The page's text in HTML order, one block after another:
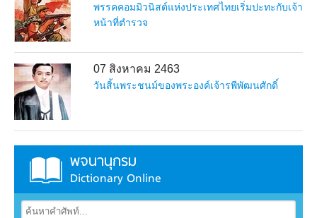
พรรคคอมมิวนิสต์แห่งประเทศไทยเริ่มปะทะกับเจ้า
หน้าที่ตำรวจ
07 สิงหาคม 2463
วันสิ้นพระชนม์ของพระองค์เจ้ารพีพัฒนศักดิ์
พจนานุกรม
Dictionary Online